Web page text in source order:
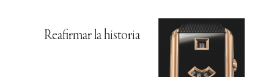
Reafirmar la historia